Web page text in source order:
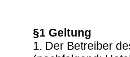
§1 Geltung
1. Der Betreiber